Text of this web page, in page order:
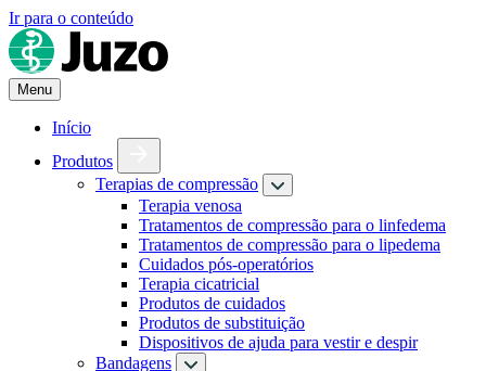
Ir para o conteúdo
Menu
Início
Produtos
Terapias de compressão
Terapia venosa
Tratamentos de compressão para o linfedema
Tratamentos de compressão para o lipedema
Cuidados pós-operatórios
Terapia cicatricial
Produtos de cuidados
Produtos de substituição
Dispositivos de ajuda para vestir e despir
Bandagens